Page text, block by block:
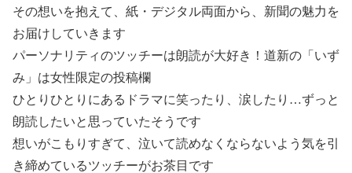
その想いを抱えて、紙・デジタル両面から、新聞の魅力を
お届けしていきます
パーソナリティのツッチーは朗読が大好き！道新の「いず
み」は女性限定の投稿欄
ひとりひとりにあるドラマに笑ったり、涙したり…ずっと
朗読したいと思っていたそうです
想いがこもりすぎて、泣いて読めなくならないよう気を引
き締めているツッチーがお茶目です